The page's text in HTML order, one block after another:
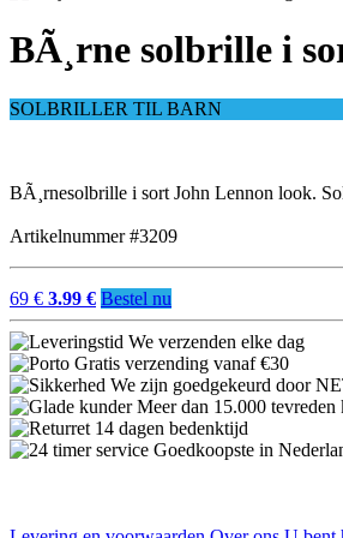
BÃ¸rne solbrille i
SOLBRILLER TIL BARN
BÃ¸rnesolbrille i sort John Lennon look.
Artikelnummer #3209
69 € 3.99 € Bestel nu
We verzenden elke dag
Gratis verzending vanaf €30
We zijn goedgekeurd door
Meer dan 15.000 tevreden
14 dagen bedenktijd
Goedkoopste in